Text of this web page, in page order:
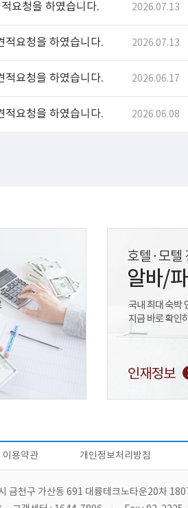
요청을 하였습니다. 2026.07.13
적요청을 하였습니다. 2026.07.13
적요청을 하였습니다. 2026.06.17
적요청을 하였습니다. 2026.06.08
이용약관 개인정보처리방침
금천구 가산동 691 대륭테크노타운20차